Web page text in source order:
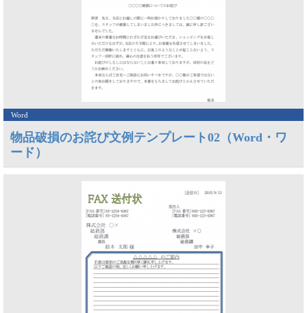
Word
物品破損のお詫び文例テンプレート02（Word・ワ
ード）